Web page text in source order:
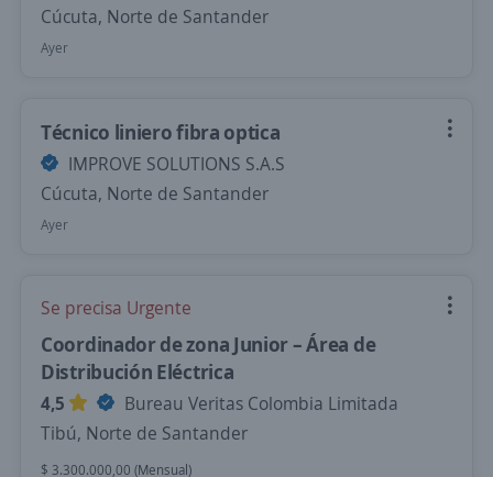
Cúcuta, Norte de Santander
Ayer
Técnico liniero fibra optica
IMPROVE SOLUTIONS S.A.S
Cúcuta, Norte de Santander
Ayer
Se precisa Urgente
Coordinador de zona Junior – Área de
Distribución Eléctrica
4,5
Bureau Veritas Colombia Limitada
Tibú, Norte de Santander
$ 3.300.000,00 (Mensual)